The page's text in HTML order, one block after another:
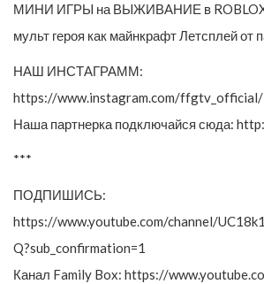
МИНИ ИГРЫ на ВЫЖИВАНИЕ в ROBLOX
мульт героя как майнкрафт Летсплей от
НАШ ИНСТАГРАММ:
https://www.instagram.com/ffgtv_official/
Наша партнерка подключайся сюда:
***
ПОДПИШИСЬ:
https://www.youtube.com/channel/
Q?sub_confirmation=1
Канал Family Box: https://